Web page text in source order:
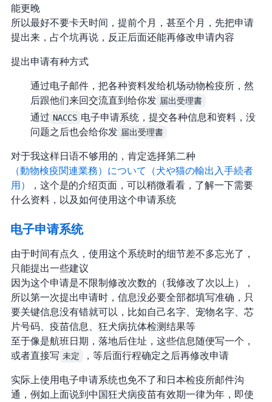
能更晚
所以最好不要卡 40 天时间，提前 2 个月，甚至 3 个月，先把申请
提出来，占个坑再说，反正后面还能再修改申请内容
提出申请有 2 种方式
通过电子邮件，把各种资料发给机场动物检疫所，然
后跟他们来回交流直到给你发 届出受理書
通过 NACCS 电子申请系统，提交各种信息和资料，没
问题之后也会给你发 届出受理書
对于我这样日语不够用的，肯定选择第二种
NACCS（動物検疫関連業務）について（犬や猫の輸出入手続者
用）
，这个是 NACCS 的介绍页面，可以稍微看看，了解一下需要
什么资料，以及如何使用这个申请系统
NACCS 电子申请系统
由于时间有点久，使用这个系统时的细节差不多忘光了，
只能提出一些建议
因为这个申请是不限制修改次数的（我修改了 5 次以上..），
所以第一次提出申请时，信息没必要全部都填写准确，只
要关键信息没有错就可以，比如自己名字、宠物名字、芯
片号码、疫苗信息、狂犬病抗体检测结果等
至于像是航班日期，落地后住址，这些信息随便写一个，
或者直接写 未定 ，等后面行程确定之后再修改申请
实际上使用电子申请系统也免不了和日本检疫所邮件沟
通，例如上面说到中国狂犬病疫苗有效期一律为 1 年，即使